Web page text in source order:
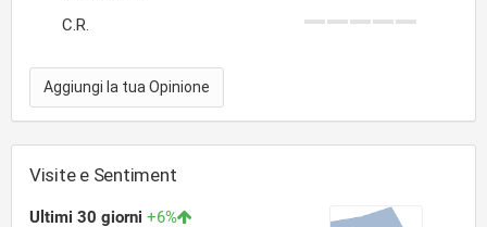
C.R.
Aggiungi la tua Opinione
Visite e Sentiment